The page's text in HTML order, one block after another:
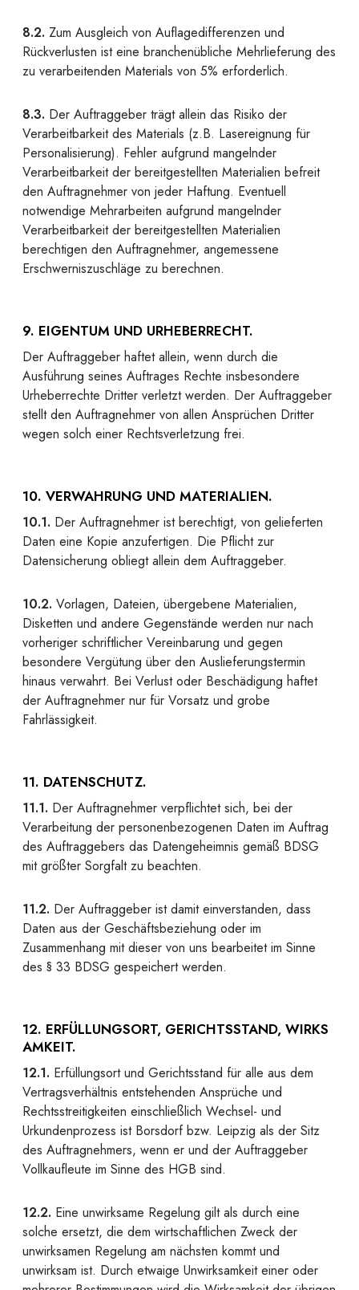
8.2. Zum Ausgleich von Auflagedifferenzen und
Rückverlusten ist eine branchenübliche Mehrlieferung des
zu verarbeitenden Materials von 5% erforderlich.
8.3. Der Auftraggeber trägt allein das Risiko der
Verarbeitbarkeit des Materials (z.B. Lasereignung für
Personalisierung). Fehler aufgrund mangelnder
Verarbeitbarkeit der bereitgestellten Materialien befreit
den Auftragnehmer von jeder Haftung. Eventuell
notwendige Mehrarbeiten aufgrund mangelnder
Verarbeitbarkeit der bereitgestellten Materialien
berechtigen den Auftragnehmer, angemessene
Erschwerniszuschläge zu berechnen.
9. EIGENTUM UND URHEBERRECHT.
Der Auftraggeber haftet allein, wenn durch die
Ausführung seines Auftrages Rechte insbesondere
Urheberrechte Dritter verletzt werden. Der Auftraggeber
stellt den Auftragnehmer von allen Ansprüchen Dritter
wegen solch einer Rechtsverletzung frei.
10. VERWAHRUNG UND MATERIALIEN.
10.1. Der Auftragnehmer ist berechtigt, von gelieferten
Daten eine Kopie anzufertigen. Die Pflicht zur
Datensicherung obliegt allein dem Auftraggeber.
10.2. Vorlagen, Dateien, übergebene Materialien,
Disketten und andere Gegenstände werden nur nach
vorheriger schriftlicher Vereinbarung und gegen
besondere Vergütung über den Auslieferungstermin
hinaus verwahrt. Bei Verlust oder Beschädigung haftet
der Auftragnehmer nur für Vorsatz und grobe
Fahrlässigkeit.
11. DATENSCHUTZ.
11.1. Der Auftragnehmer verpflichtet sich, bei der
Verarbeitung der personenbezogenen Daten im Auftrag
des Auftraggebers das Datengeheimnis gemäß BDSG
mit größter Sorgfalt zu beachten.
11.2. Der Auftraggeber ist damit einverstanden, dass
Daten aus der Geschäftsbeziehung oder im
Zusammenhang mit dieser von uns bearbeitet im Sinne
des § 33 BDSG gespeichert werden.
12. ERFÜLLUNGSORT, GERICHTSSTAND, WIRKS
AMKEIT.
12.1. Erfüllungsort und Gerichtsstand für alle aus dem
Vertragsverhältnis entstehenden Ansprüche und
Rechtsstreitigkeiten einschließlich Wechsel- und
Urkundenprozess ist Borsdorf bzw. Leipzig als der Sitz
des Auftragnehmers, wenn er und der Auftraggeber
Vollkaufleute im Sinne des HGB sind.
12.2. Eine unwirksame Regelung gilt als durch eine
solche ersetzt, die dem wirtschaftlichen Zweck der
unwirksamen Regelung am nächsten kommt und
unwirksam ist. Durch etwaige Unwirksamkeit einer oder